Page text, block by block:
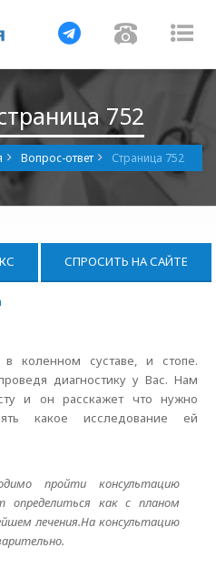
Навигация
752
Вопрос-ответ Страница 752
СПРОСИТЬ НА САЙТЕ
суставе, и стопе.
диагностику у Вас. Нам
и он расскажет что нужно
какое исследование ей
пройти консультацию
как с планом
лечения.На консультацию